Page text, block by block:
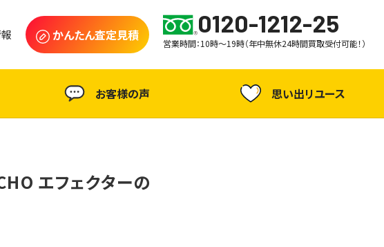
かんたん査定見積 0120-1212-25
営業時間：10時～19時（年中無休24時間買取受付可能！）
お客様の声 思い出リユース
エフェクターの